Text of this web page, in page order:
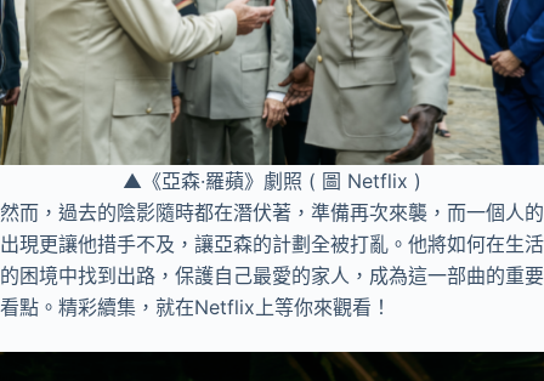
▲《亞森·羅蘋》劇照 ( 圖 Netflix )
然而，過去的陰影隨時都在潛伏著，準備再次來襲，而一個人的
出現更讓他措手不及，讓亞森的計劃全被打亂。他將如何在生活
的困境中找到出路，保護自己最愛的家人，成為這一部曲的重要
看點。精彩續集，就在Netflix上等你來觀看！